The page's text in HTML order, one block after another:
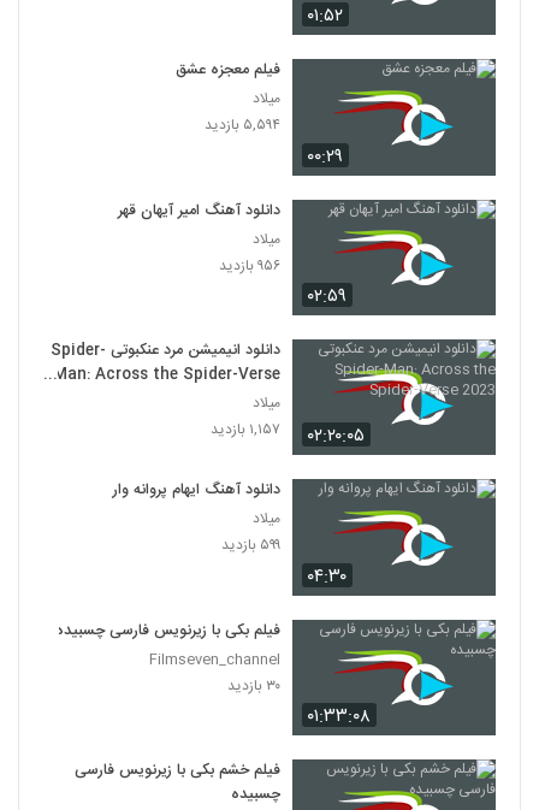
۰۱:۵۲
۰۰:۲۹
فیلم معجزه عشق
میلاد
۵,۵۹۴ بازدید
۰۲:۵۹
دانلود آهنگ امیر آیهان قهر
میلاد
۹۵۶ بازدید
۰۲:۲۰:۰۵
دانلود انیمیشن مرد عنکبوتی Spider-
Man: Across the Spider-Verse
2023
میلاد
۱,۱۵۷ بازدید
۰۴:۳۰
دانلود آهنگ ایهام پروانه وار
میلاد
۵۹۹ بازدید
۰۱:۳۳:۰۸
فیلم بکی با زیرنویس فارسی چسبیده
Filmseven_channel
۳۰ بازدید
فیلم خشم بکی با زیرنویس فارسی
چسبیده